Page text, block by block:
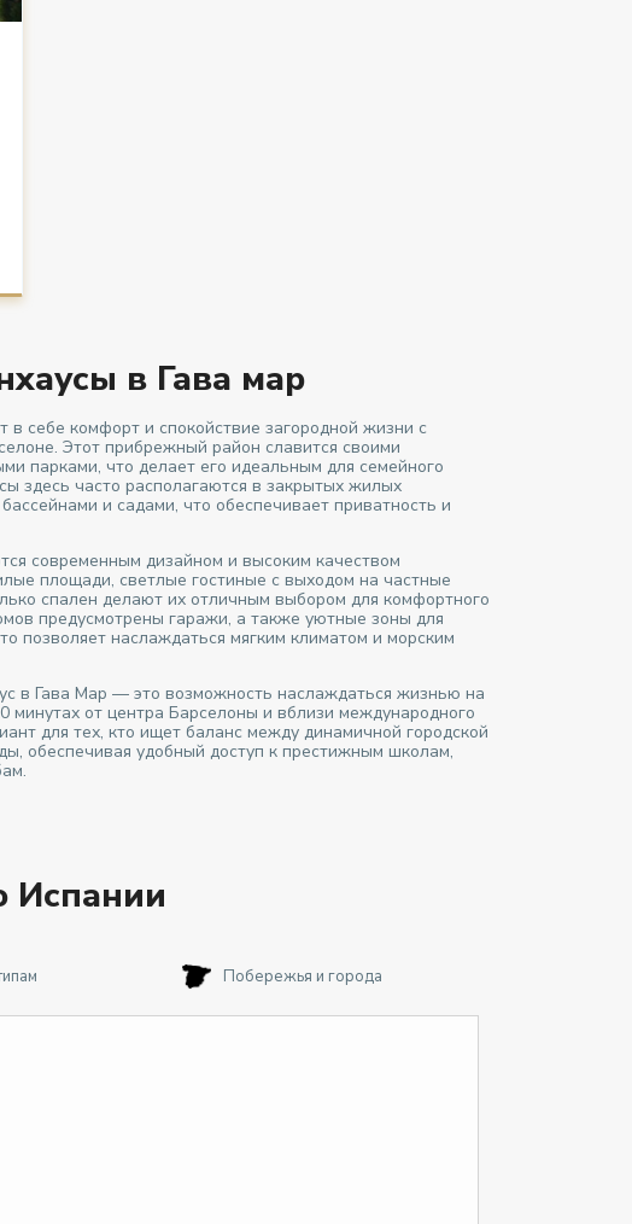
в Гава мар
в себе комфорт и спокойствие загородной жизни с
Этот прибрежный район славится своими
парками, что делает его идеальным для семейного
здесь часто располагаются в закрытых жилых
и садами, что обеспечивает приватность и
современным дизайном и высоким качеством
площади, светлые гостиные с выходом на частные
спален делают их отличным выбором для комфортного
предусмотрены гаражи, а также уютные зоны для
позволяет наслаждаться мягким климатом и морским
в Гава Мар — это возможность наслаждаться жизнью на
минутах от центра Барселоны и вблизи международного
для тех, кто ищет баланс между динамичной городской
обеспечивая удобный доступ к престижным школам,
Испании
Побережья и города